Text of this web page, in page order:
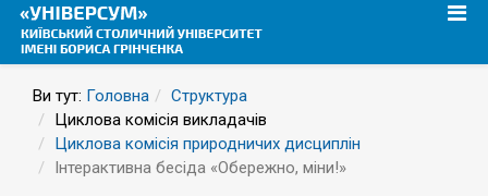
Ви тут: Головна
Структура
Циклова комісія викладачів
Циклова комісія природничих дисциплін
Інтерактивна бесіда «Обережно, міни!»